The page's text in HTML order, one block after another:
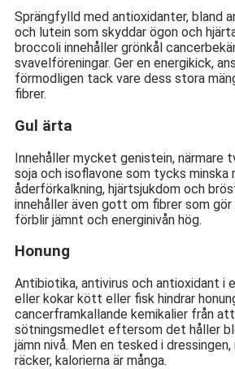
Sprängfylld med antioxidanter, bland
och lutein som skyddar ögon och
broccoli innehåller grönkål
svavelföreningar. Ger en energikick,
förmodligen tack vare dess stora
fibrer.
Gul ärta
Innehåller mycket genistein, närmare
soja och isoflavone som tycks minska
åderförkalkning, hjärtsjukdom och
innehåller även gott om fibrer som
förblir jämnt och energinivån hög.
Honung
Antibiotika, antivirus och antioxidant i
eller kokar kött eller fisk hindrar
cancerframkallande kemikalier från
sötningsmedlet eftersom det håller
jämn nivå. Men en tesked i
räcker, kalorierna är många.